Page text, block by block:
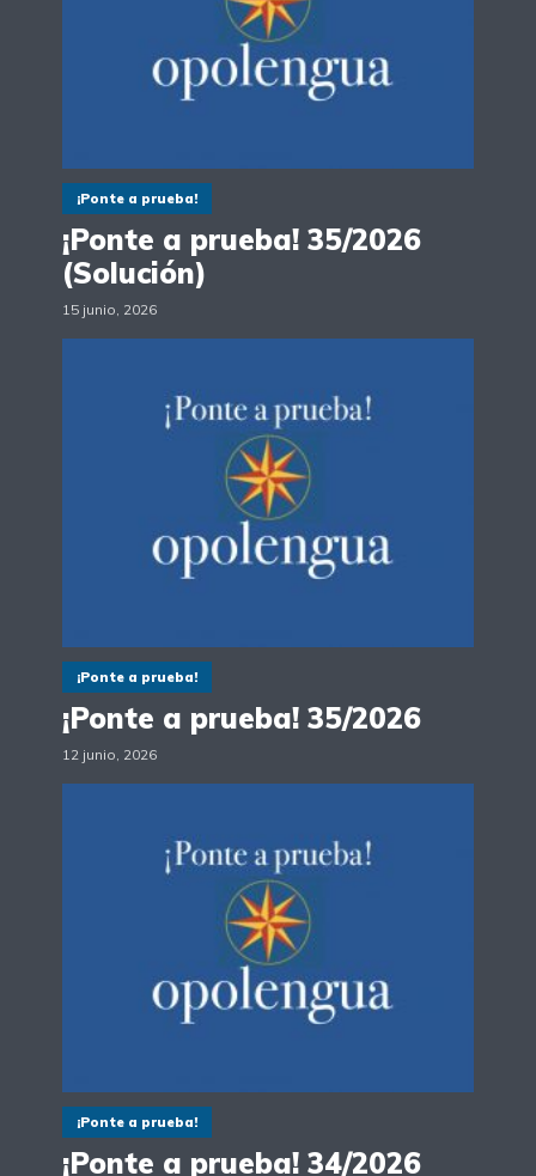
¡Ponte a prueba!
¡Ponte a prueba! 35/2026
(Solución)
15 junio, 2026
¡Ponte a prueba!
¡Ponte a prueba! 35/2026
12 junio, 2026
¡Ponte a prueba!
¡Ponte a prueba! 34/2026